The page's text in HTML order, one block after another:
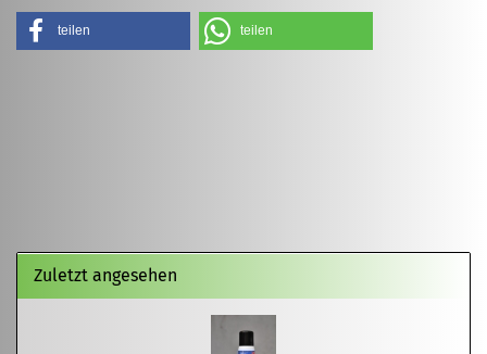
teilen teilen
Zuletzt angesehen